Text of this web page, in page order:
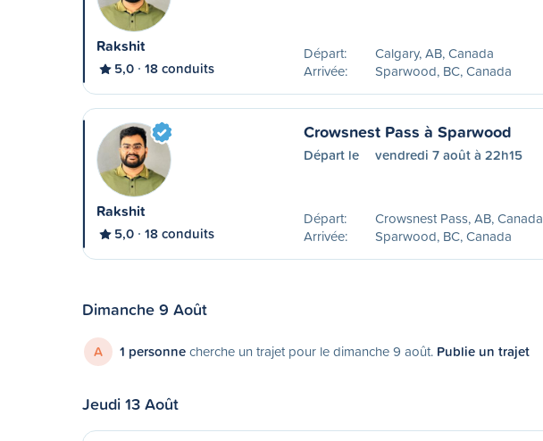
Rakshit
5,0 18 conduits
Départ:
Calgary, AB, Canada
Arrivée:
Sparwood, BC, Canada
Rakshit
5,0 18 conduits
Crowsnest Pass à Sparwood
Départ le vendredi 7 août à 22h15
Départ:
Crowsnest Pass, AB, Canada
Arrivée:
Sparwood, BC, Canada
Dimanche 9 Août
A 1 personnecherche un trajet pour le dimanche 9 août. Publie un trajet
Jeudi 13 Août